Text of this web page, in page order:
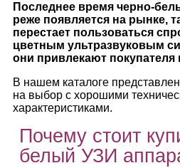
Последнее время черно-
реже появляется на рынке,
перестает пользоваться
цветным ультразвуковым
они привлекают покупателя
В нашем каталоге
на выбор с хорошими
характеристиками.
Почему стоит
белый УЗИ